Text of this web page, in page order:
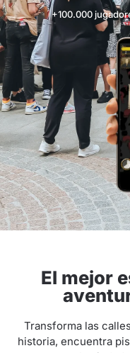
+100.000
El mejor
Transforma las
historia, encuentra